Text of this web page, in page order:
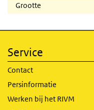
Grootte
Service
Contact
Persinformatie
Werken bij het RIVM